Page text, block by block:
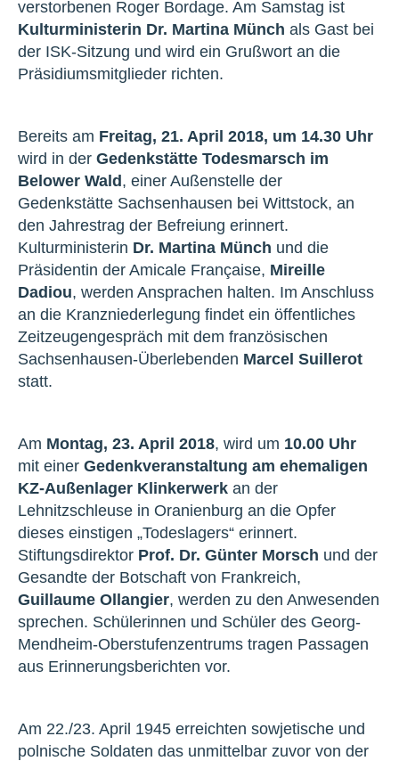
verstorbenen Roger Bordage. Am Samstag ist
Kulturministerin Dr. Martina Münch als Gast bei
der ISK-Sitzung und wird ein Grußwort an die
Präsidiumsmitglieder richten.
Bereits am Freitag, 21. April 2018, um 14.30 Uhr
wird in der Gedenkstätte Todesmarsch im
Belower Wald, einer Außenstelle der
Gedenkstätte Sachsenhausen bei Wittstock, an
den Jahrestrag der Befreiung erinnert.
Kulturministerin Dr. Martina Münch und die
Präsidentin der Amicale Française, Mireille
Dadiou, werden Ansprachen halten. Im Anschluss
an die Kranzniederlegung findet ein öffentliches
Zeitzeugengespräch mit dem französischen
Sachsenhausen-Überlebenden Marcel Suillerot
statt.
Am Montag, 23. April 2018, wird um 10.00 Uhr
mit einer Gedenkveranstaltung am ehemaligen
KZ-Außenlager Klinkerwerk an der
Lehnitzschleuse in Oranienburg an die Opfer
dieses einstigen „Todeslagers“ erinnert.
Stiftungsdirektor Prof. Dr. Günter Morsch und der
Gesandte der Botschaft von Frankreich,
Guillaume Ollangier, werden zu den Anwesenden
sprechen. Schülerinnen und Schüler des Georg-
Mendheim-Oberstufenzentrums tragen Passagen
aus Erinnerungsberichten vor.
Am 22./23. April 1945 erreichten sowjetische und
polnische Soldaten das unmittelbar zuvor von der